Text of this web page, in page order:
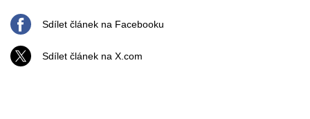
Sdílet článek na Facebooku
Sdílet článek na X.com